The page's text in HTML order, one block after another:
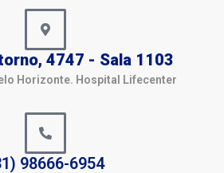
4747 - Sala 1103
Horizonte. Hospital Lifecenter
98666-6954